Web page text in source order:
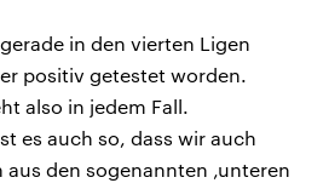
in den vierten Ligen
positiv getestet worden.
also in jedem Fall.
es auch so, dass wir auch
den sogenannten ‚unteren